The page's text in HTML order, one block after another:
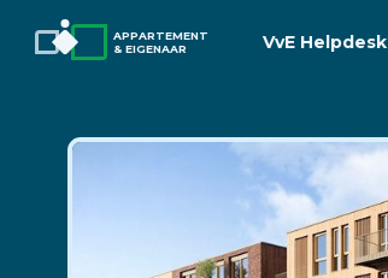
APPARTEMENT
& EIGENAAR
VvE Helpdesk